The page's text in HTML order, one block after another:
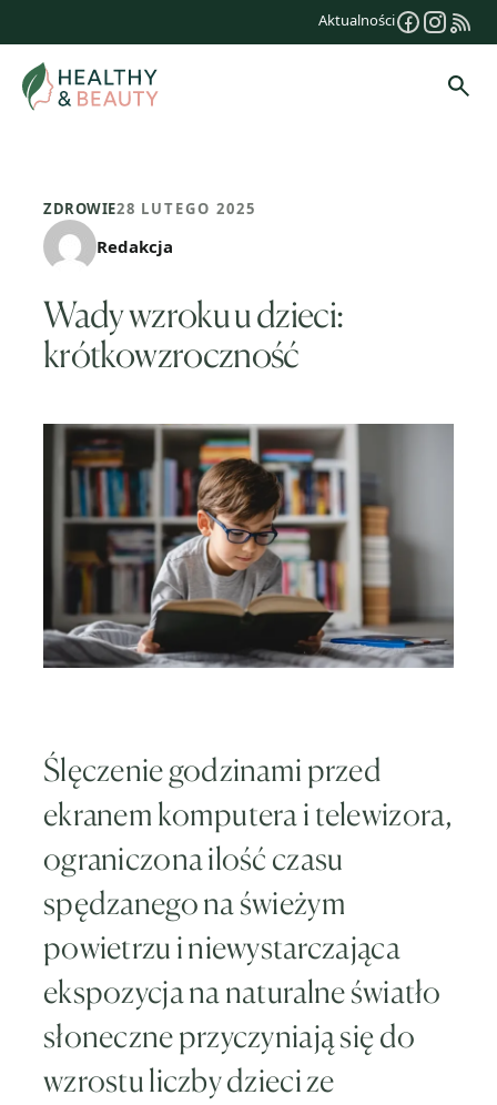
treści
Aktualności
ZDROWIE28 LUTEGO 2025
Redakcja
Wady wzroku u dzieci:
krótkowzroczność
Ślęczenie godzinami przed
ekranem komputera i telewizora,
ograniczona ilość czasu
spędzanego na świeżym
powietrzu i niewystarczająca
ekspozycja na naturalne światło
słoneczne przyczyniają się do
wzrostu liczby dzieci ze